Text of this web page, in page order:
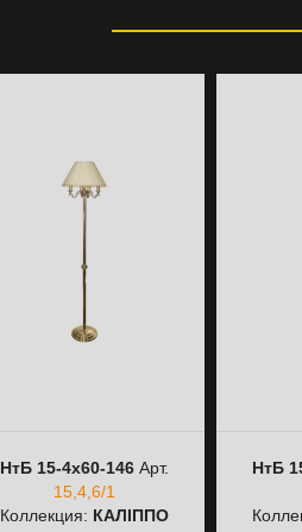
НтБ 15-4х60-146Арт.
15,4,6/1
Коллекция: КАЛІППО
НтБ